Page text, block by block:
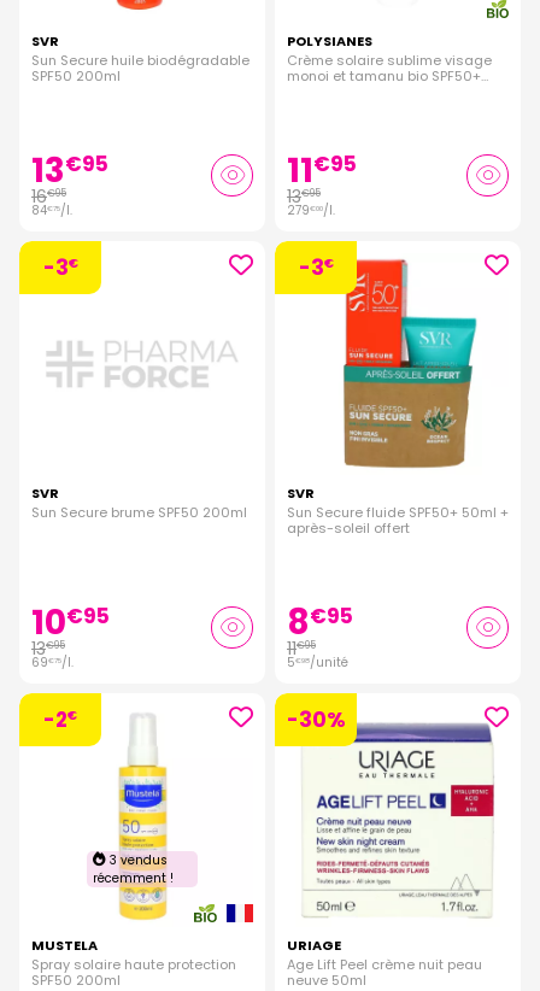
besoins spécifiques et vous aider à atteindre une peau saine
et éclatante. Si vous avez des questions ou besoin de
conseils supplémentaires, n'hésitez pas à contacter notre
équipe d'experts en soins de la peau.
SVR
Sun Secure huile biodégradable
SPF50 200ml
13€95
16€95
84€75/l.
POLYSIANES
Crème solaire sublime visage
monoi et tamanu bio SPF50+
11€95
13€95
279€00/l.
-3€
SVR
Sun Secure brume SPF50 200ml
10€95
13€95
69€75/l.
-3€
SVR
Sun Secure fluide SPF50+ 50ml +
après-soleil offert
8€95
11€95
5€98/unité
-2€
3 vendus
récemment !
MUSTELA
Spray solaire haute protection
SPF50 200ml
-30%
URIAGE
Age Lift Peel crème nuit peau
neuve 50ml